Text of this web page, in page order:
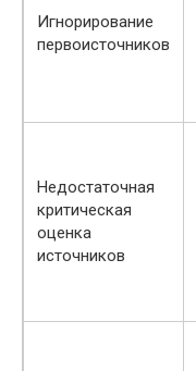
Игнорирование
первоисточников
Недостаточная
критическая
оценка
источников